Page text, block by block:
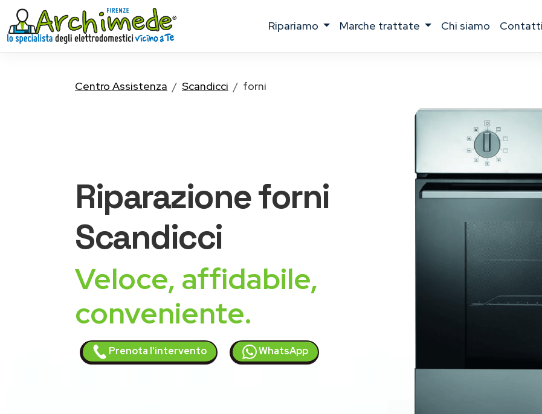
ripariamo marche trattate chi siamo contatti
Centro Assistenza Scandicci forni
Riparazioneforni
Scandicci
Veloce, affidabile,
conveniente.
Prenota l'intervento WhatsApp